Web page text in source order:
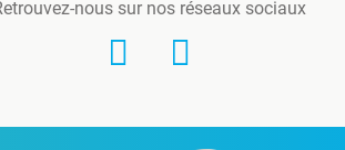
nous sur nos réseaux sociaux